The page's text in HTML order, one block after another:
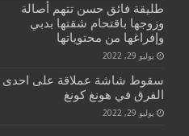
طليقة فائق حسن تتهم أصالة
وزوجها باقتحام شقتها بدبي
وإفراغها من محتوياتها
يوليو 29, 2022
سقوط شاشة عملاقة على احدى
الفرق في هونغ كونغ
يوليو 29, 2022